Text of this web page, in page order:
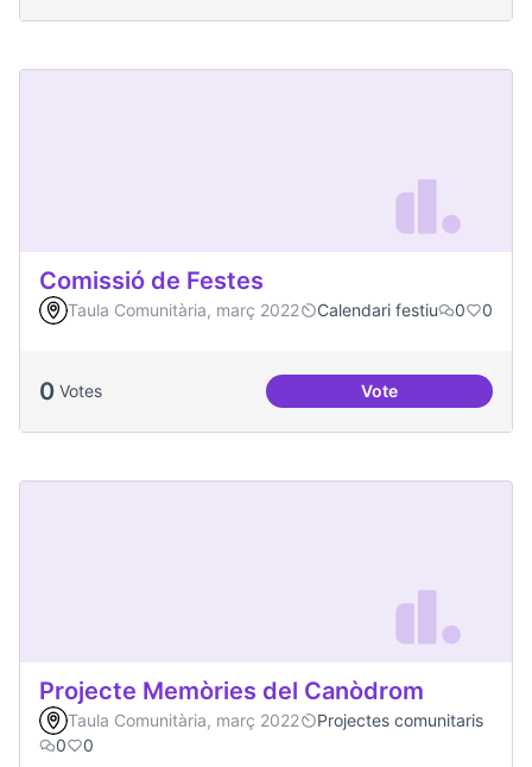
Comissió de Festes
Taula Comunitària, març 2022 Calendari festiu 0 0
0 Votes VoteComissió de
Projecte Memòries del Canòdrom
Taula Comunitària, març 2022
Projectes comunitaris
0
0